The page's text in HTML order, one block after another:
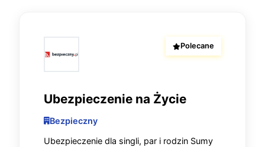
Polecane
Ubezpieczenie na Życie
Bezpieczny
Ubezpieczenie dla singli, par i rodzin Sumy